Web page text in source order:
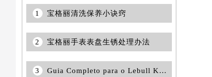
1 宝格丽清洗保养小诀窍
2 宝格丽手表表盘生锈处理办法
3 Guia Completo para o Lebull Kod Promocyjny e Suas Vantagens